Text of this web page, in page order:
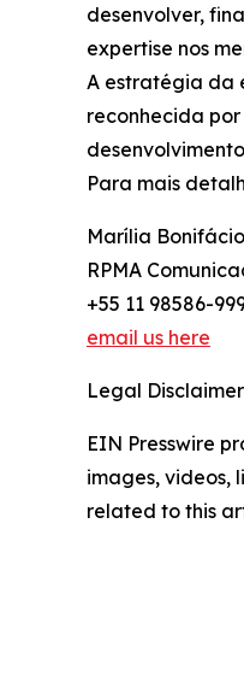
desenvolver,
expertise nos
A estratégia da
reconhecida
Para mais
Marília Bonifácio
RPMA
+55 11 98586-
email us here
Legal
EIN Presswire
images, videos,
related to this